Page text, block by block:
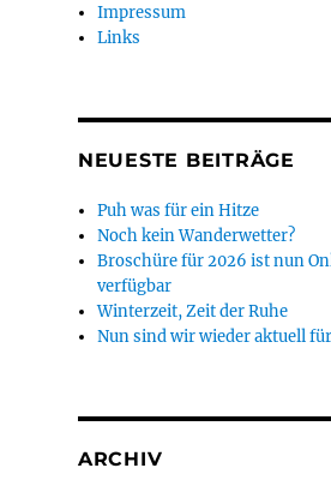
Impressum
Links
NEUESTE BEITRÄGE
Puh was für ein Hitze
Noch kein Wanderwetter?
Broschüre für 2026 ist nun
verfügbar
Winterzeit, Zeit der Ruhe
Nun sind wir wieder aktuell
ARCHIV